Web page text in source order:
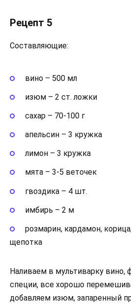
Рецепт 5
Составляющие:
вино – 500 мл
изюм – 2 ст. ложки
сахар – 70-100 г
апельсин – 3 кружка
лимон – 3 кружка
мята – 3-5 веточек
гвоздика – 4 шт.
имбирь – 2 м
розмарин, кардамон,
щепотка
Наливаем в мультиварку вино,
специи, все хорошо
добавляем изюм, запаренный